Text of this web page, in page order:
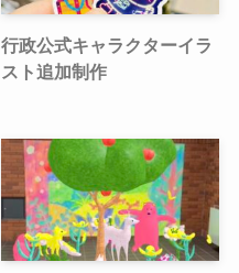
行政公式キャラクターイラ
スト追加制作